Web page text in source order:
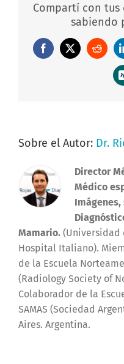
Compartí con
sabiendo
Facebook
X Reddit
Sobre el Autor: Dr.
Director
Médico
Mamario. (Universidad
Hospital Italiano).
de la Escuela
(Radiology Society of
Colaborador de la
SAMAS (Sociedad
Aires. Argentina.